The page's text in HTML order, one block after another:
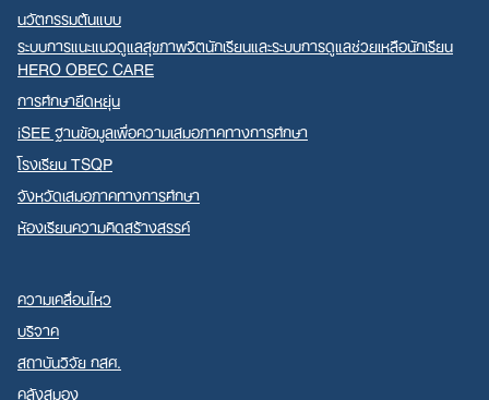
นวัตกรรมต้นแบบ
ระบบการแนะแนวดูแลสุขภาพจิตนักเรียนและระบบการดูแลช่วยเหลือนักเรียน
HERO OBEC CARE
การศึกษายืดหยุ่น
iSEE ฐานข้อมูลเพื่อความเสมอภาคทางการศึกษา
โรงเรียน TSQP
จังหวัดเสมอภาคทางการศึกษา
ห้องเรียนความคิดสร้างสรรค์
ความเคลื่อนไหว
บริจาค
สถาบันวิจัย กสศ.
คลังสมอง